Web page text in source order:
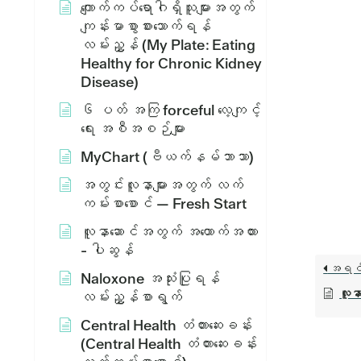
ကျောက်ကပ်ရောဂါရှိသူများအတွက်
ကျန်းမာစွာစားသောက်ရန်
လမ်းညွှန် (My Plate: Eating
Healthy for Chronic Kidney
Disease)
၆ ပတ် အကြ forceful လေ့ကျင့်
ရေး အစီအစဉ်များ
MyChart (ဗီယက်နမ်ဘာသာ)
အတွင်းလူနာများအတွက် လက်
ကမ်းစာစောင် — Fresh Start
လူနာဆောင်အတွက် အထောက်အထား
- ပါဆွန်
Naloxone အသုံးပြုရန်
လမ်းညွှန်စာရွက်
Central Health တံတားဆေးခန်း
(Central Health တံတားဆေးခန်း
အရ
လူန